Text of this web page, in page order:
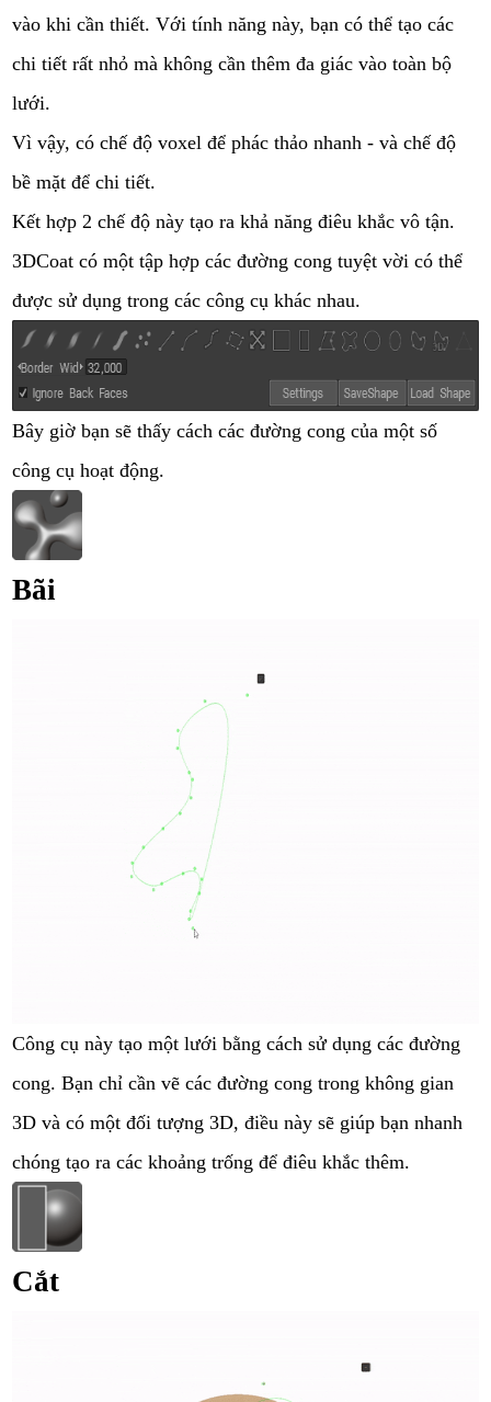
vào khi cần thiết. Với tính năng này, bạn có thể tạo các
chi tiết rất nhỏ mà không cần thêm đa giác vào toàn bộ
lưới.
Vì vậy, có chế độ voxel để phác thảo nhanh - và chế độ
bề mặt để chi tiết.
Kết hợp 2 chế độ này tạo ra khả năng điêu khắc vô tận.
3DCoat có một tập hợp các đường cong tuyệt vời có thể
được sử dụng trong các công cụ khác nhau.
Bây giờ bạn sẽ thấy cách các đường cong của một số
công cụ hoạt động.
Bãi
Công cụ này tạo một lưới bằng cách sử dụng các đường
cong. Bạn chỉ cần vẽ các đường cong trong không gian
3D và có một đối tượng 3D, điều này sẽ giúp bạn nhanh
chóng tạo ra các khoảng trống để điêu khắc thêm.
Cắt